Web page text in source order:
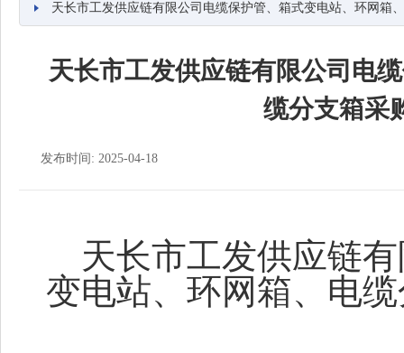
天长市工发供应链有限公司电缆保护管、箱式变电站、环网箱
天长市工发供应链有限公司电
缆分支箱采
发布时间: 2025-04-18
天长市工发供应链
变电站、环网箱、电